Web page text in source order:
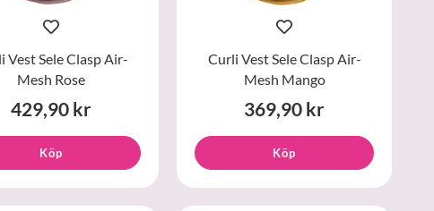
Vest Sele Clasp Air-
Mesh Rose
429,90 kr
Köp
Curli Vest Sele Clasp Air-
Mesh Mango
369,90 kr
Köp